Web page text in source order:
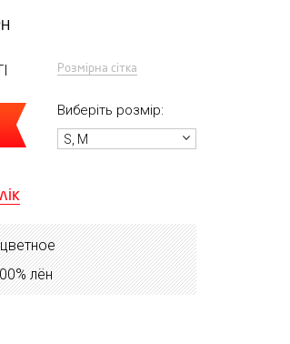
Розмірна сітка
Виберіть розмір:
S, M
лён